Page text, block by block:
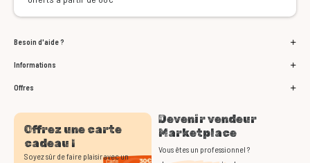
Besoin d'aide ?
Informations
Offres
Offrez une carte
cadeau !
Soyez sûr de faire plaisir avec un
Devenir vendeur
Marketplace
Vous êtes un professionnel ?